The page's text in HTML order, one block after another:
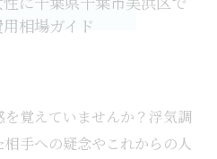
相場ガイド
覚えていませんか？浮気調
手への疑念やこれからの人